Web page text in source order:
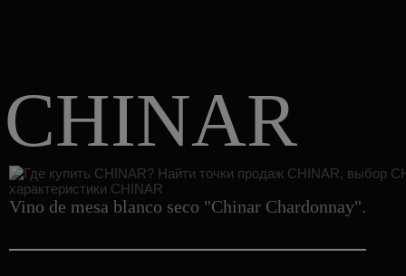
CHINAR
Vino de mesa blanco seco "Chinar Chardonnay".